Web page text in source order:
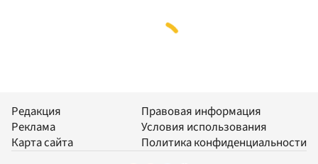
Редакция
Реклама
Карта сайта
Правовая информация
Условия использования
Политика конфиденциальности